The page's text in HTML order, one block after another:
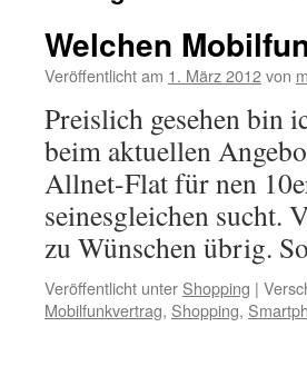
Welchen
Veröffentlicht am 1. März 2012von
Preislich gesehen bin
beim aktuellen
Allnet-Flat für nen
seinesgleichen sucht.
zu Wünschen übrig.
Veröffentlicht unter Shopping |
Mobilfunkvertrag, Shopping,